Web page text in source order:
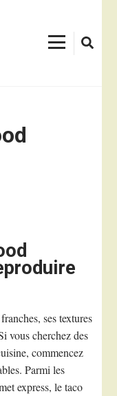
ses textures
vous cherchez des
commencez
Parmi les
express, le taco